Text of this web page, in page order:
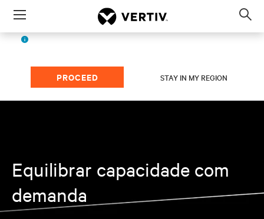
Menu
PROCEED STAY IN MY REGION
Equilibrar capacidade com
demanda